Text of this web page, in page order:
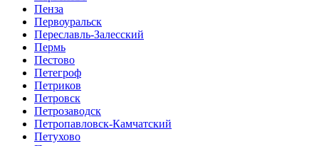
Пенза
Первоуральск
Переславль-Залесский
Пермь
Пестово
Петегроф
Петриков
Петровск
Петрозаводск
Петропавловск-Камчатский
Петухово